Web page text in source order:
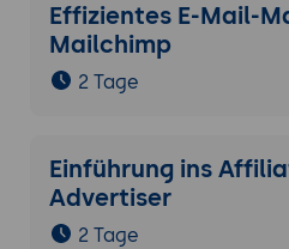
Effizientes E-Mail-
Mailchimp
2 Tage
Einführung ins
Advertiser
2 Tage